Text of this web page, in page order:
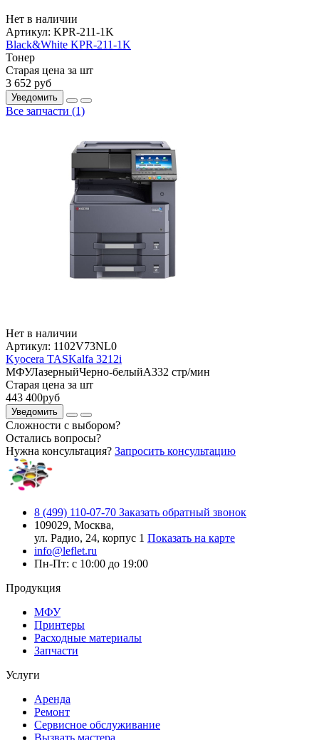
Нет в наличии
Артикул: KPR-211-1K
Black&White KPR-211-1K
Тонер
Старая цена за шт
3 652 руб
Уведомить
Все запчасти (1)
Нет в наличии
Артикул: 1102V73NL0
Kyocera TASKalfa 3212i
МФУЛазерныйЧерно-белыйA332 стр/мин
Старая цена за шт
443 400руб
Уведомить
Сложности с выбором?
Остались вопросы?
Нужна консультация? Запросить консультацию
8 (499) 110-07-70 Заказать обратный звонок
109029, Москва,
ул. Радио, 24, корпус 1 Показать на карте
info@leflet.ru
Пн-Пт: с 10:00 до 19:00
Продукция
МФУ
Принтеры
Расходные материалы
Запчасти
Услуги
Аренда
Ремонт
Сервисное обслуживание
Вызвать мастера